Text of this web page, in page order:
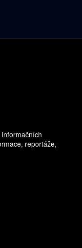
reportáže,